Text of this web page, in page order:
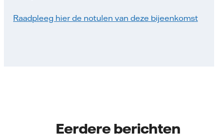
Raadpleeg hier de notulen van deze bijeenkomst
Eerdere berichten